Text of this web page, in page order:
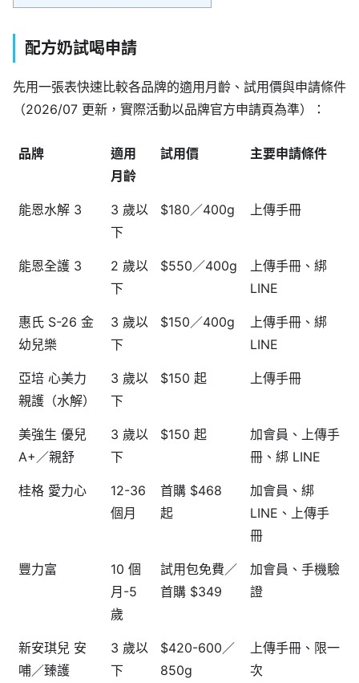
配方奶試喝申請
先用一張表快速比較各品牌的適用月齡、試用價與申請條件
（2026/07 更新，實際活動以品牌官方申請頁為準）：
品牌
適用
月齡
試用價 主要申請條件
能恩水解 3
3 歲以
下
$180／400g 上傳手冊
能恩全護 3
2 歲以
下
$550／400g
上傳手冊、綁
LINE
惠氏 S-26 金
幼兒樂
3 歲以
下
$150／400g
上傳手冊、綁
LINE
亞培 心美力
親護（水解）
3 歲以
下
$150 起 上傳手冊
美強生 優兒
A+／親舒
3 歲以
下
$150 起
加會員、上傳手
冊、綁 LINE
桂格 愛力心
12-36
個月
首購 $468
起
加會員、綁
LINE、上傳手
冊
豐力富
10 個
月-5
歲
試用包免費／
首購 $349
加會員、手機驗
證
新安琪兒 安
哺／臻護
3 歲以
下
$420-600／
850g
上傳手冊、限一
次